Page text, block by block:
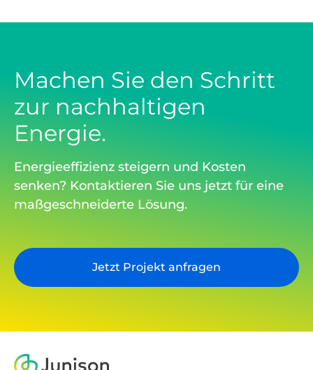
Machen Sie den Schritt
zur nachhaltigen
Energie.
Energieeffizienz steigern und Kosten
senken? Kontaktieren Sie uns jetzt für eine
maßgeschneiderte Lösung.
Jetzt Projekt anfragen